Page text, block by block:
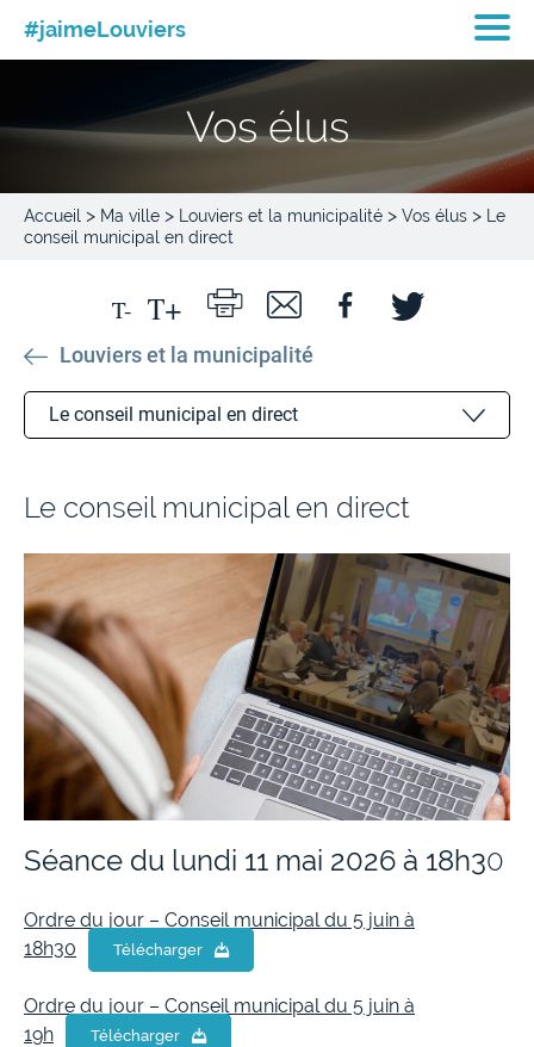
#jaimeLouviers
Vos élus
Accueil > Ma ville > Louviers et la municipalité > Vos élus >
Le
conseil municipal en direct
Louviers et la municipalité
Le conseil municipal en direct
Les tribunes politiques
Les séances de conseil municipal
Le conseil municipal de jeunes
Le conseil des aînés
Les instances de concertation
Le conseil municipal en direct
Séance du lundi 11 mai 2026 à 18h30
Ordre du jour – Conseil municipal du 5 juin à
18h30
Télécharger
Ordre du jour – Conseil municipal du 5 juin à
19h
Télécharger